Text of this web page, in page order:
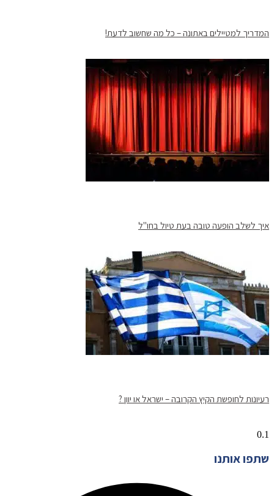
המדריך למטיילים באתונה – כל מה שחשוב לדעת!
איך לשלב הופעה טובה בעת טיול בחו"ל
רעיונות לחופשת הקיץ הקרובה – ישראל או יוון ?
שתפו אותנו